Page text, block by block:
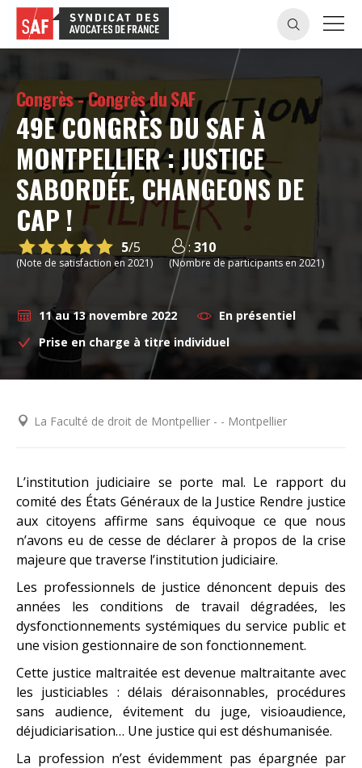
Congrès - Congrès du SAF
49E CONGRÈS DU SAF À
MONTPELLIER : JUSTICE
SABORDÉE, CHANGEONS DE
CAP !
5/5
(Note de satisfaction en 2021)
: 310
(Nombre de participants en 2021)
11 au 13 novembre 2022
En présentiel
Prise en charge à titre individuel
La Faculté de droit de Montpellier - - Montpellier
L’institution judiciaire se porte mal. Le rapport du
comité des États Généraux de la Justice Rendre justice
aux citoyens affirme sans équivoque ce que nous
n’avons eu de cesse de déclarer à propos de la crise
majeure que traverse l’institution judiciaire.
Les professionnels de justice dénoncent depuis des
années les conditions de travail dégradées, les
dysfonctionnements systémiques du service public et
une vision gestionnaire de son fonctionnement.
Cette justice maltraitée est devenue maltraitante avec
les justiciables : délais déraisonnables, procédures
sans audience, évitement du juge, visioaudience,
déjudiciarisation… Une justice qui est déshumanisée.
La profession n’est évidemment pas épargnée par